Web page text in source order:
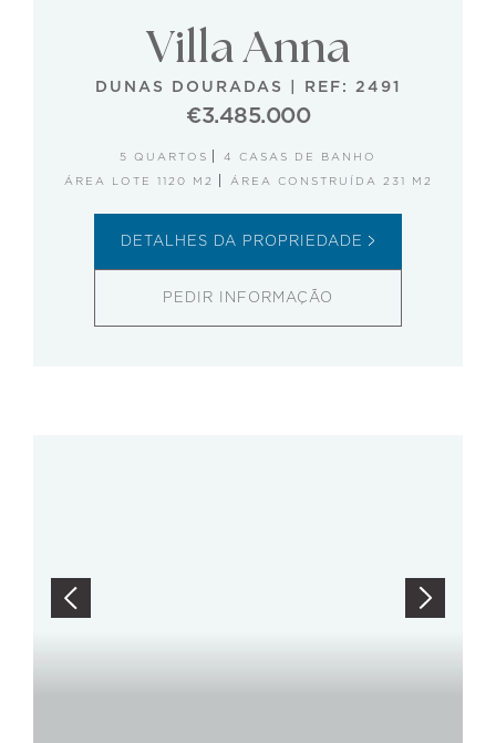
Villa Anna
DUNAS DOURADAS REF: 2491
€3.485.000
5 QUARTOS
4 CASAS DE BANHO
ÁREA LOTE 1120 M2
ÁREA CONSTRUÍDA 231 M2
DETALHES DA PROPRIEDADE
PEDIR INFORMAÇÃO